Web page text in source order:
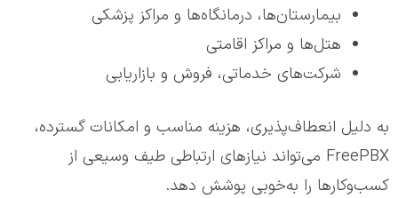
بیمارستان‌ها، درمانگاه‌ها و مراکز پزشکی
هتل‌ها و مراکز اقامتی
شرکت‌های خدماتی، فروش و بازاریابی
به دلیل انعطاف‌پذیری، هزینه مناسب و امکانات گسترده،
FreePBX می‌تواند نیازهای ارتباطی طیف وسیعی از
کسب‌وکارها را به‌خوبی پوشش دهد.